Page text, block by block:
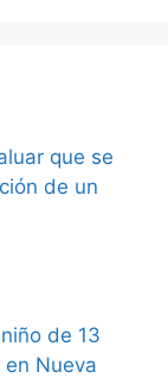
que se
de un
de 13
Nueva